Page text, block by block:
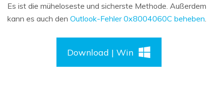
Es ist die müheloseste und sicherste Methode. Außerdem
kann es auch den Outlook-Fehler 0x8004060C beheben
Download | Win